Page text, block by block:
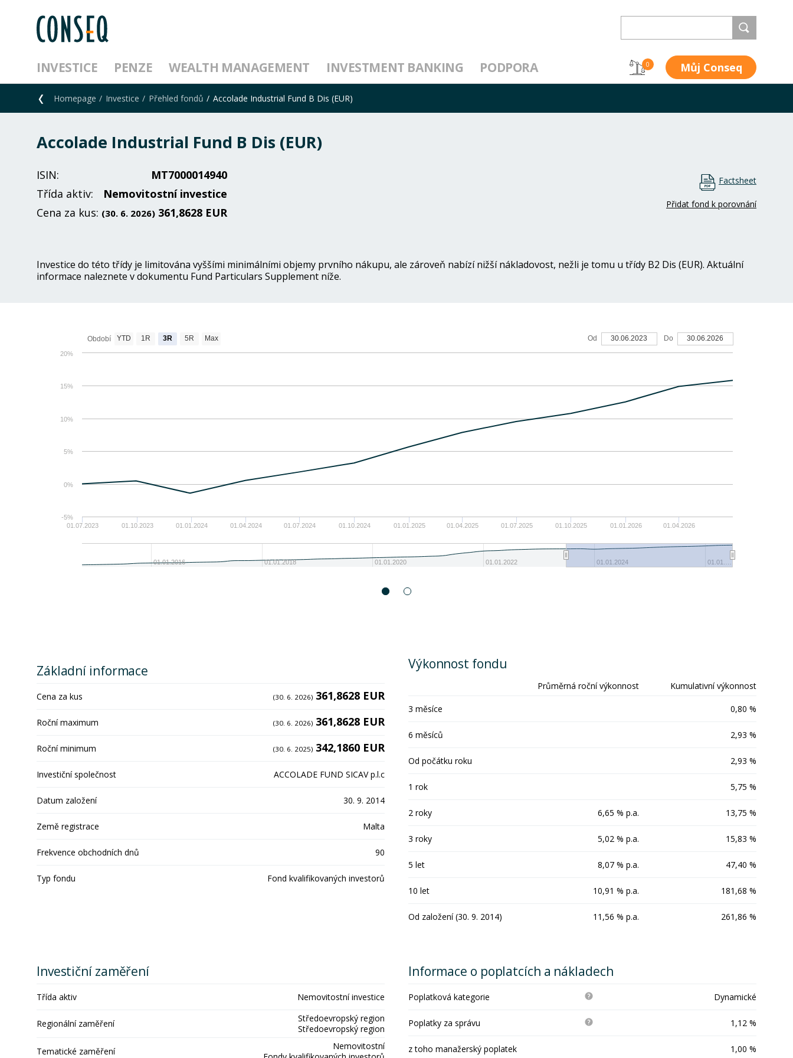
INVESTICE PENZE WEALTH MANAGEMENT INVESTMENT BANKING PODPORA 0 Můj Conseq
Homepage Investice Přehled fondů Accolade Industrial Fund B Dis (EUR)
Accolade Industrial Fund B Dis (EUR)
ISIN:
MT7000014940
Třída aktiv:
Nemovitostní investice
Cena za kus: (30. 6. 2026) 361,8628 EUR
Factsheet
Přidat fond k porovnání
Investice do této třídy je limitována vyššími minimálními objemy prvního nákupu, ale zároveň nabízí nižší nákladovost, nežli je tomu u třídy B2 Dis (EUR). Aktuální
informace naleznete v dokumentu Fund Particulars Supplement níže.
01.07.2023 01.10.2023 01.01.2024 01.04.2024 01.07.2024 01.10.2024 01.01.2025 01.04.2025 01.07.2025 01.10.2025 01.01.2026 01.04.2026
01.01.2016 01.01.2018 01.01.2020 01.01.2022 01.01.2024 01.01.…
0%
5%
10%
15%
-5%
20%
Období YTD 1R 3R 5R Max Od 30.06.2023 Do 30.06.2026
Základní informace
Cena za kus (30. 6. 2026) 361,8628 EUR
Roční maximum (30. 6. 2026) 361,8628 EUR
Roční minimum (30. 6. 2025) 342,1860 EUR
Investiční společnost ACCOLADE FUND SICAV p.l.c
Datum založení 30. 9. 2014
Země registrace Malta
Frekvence obchodních dnů 90
Typ fondu Fond kvalifikovaných investorů
Výkonnost fondu
Průměrná roční výkonnost Kumulativní výkonnost
3 měsíce 0,80 %
6 měsíců 2,93 %
Od počátku roku 2,93 %
1 rok 5,75 %
2 roky 6,65 % p.a. 13,75 %
3 roky 5,02 % p.a. 15,83 %
5 let 8,07 % p.a. 47,40 %
10 let 10,91 % p.a. 181,68 %
Od založení (30. 9. 2014) 11,56 % p.a. 261,86 %
Investiční zaměření
Třída aktiv Nemovitostní investice
Regionální zaměření
Středoevropský region
Středoevropský region
Tematické zaměření
Nemovitostní
Informace o poplatcích a nákladech
Poplatková kategorie Dynamické
Poplatky za správu 1,12 %
z toho manažerský poplatek 1,00 %